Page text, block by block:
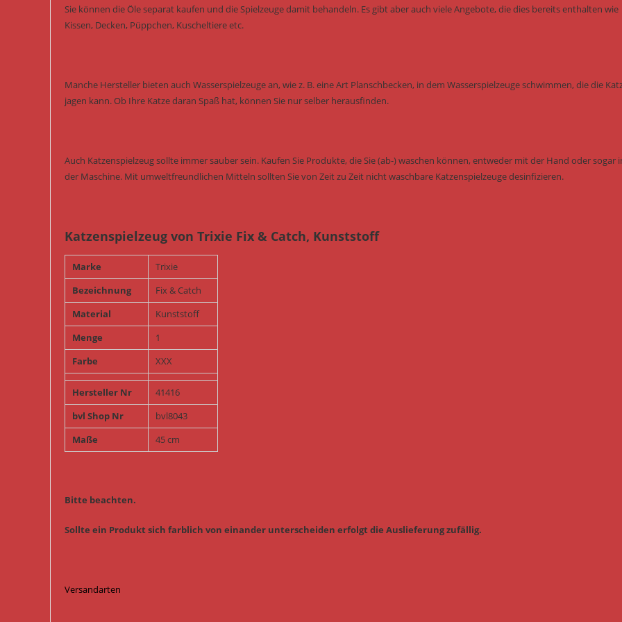
Sie können die Öle separat kaufen und die Spielzeuge damit behandeln. Es gibt aber auch viele Angebote, die dies bereits enthalten wie
Kissen, Decken, Püppchen, Kuscheltiere etc.
Manche Hersteller bieten auch Wasserspielzeuge an, wie z. B. eine Art Planschbecken, in dem Wasserspielzeuge schwimmen, die die
jagen kann. Ob Ihre Katze daran Spaß hat, können Sie nur selber herausfinden.
Auch Katzenspielzeug sollte immer sauber sein. Kaufen Sie Produkte, die Sie (ab-) waschen können, entweder mit der Hand oder sogar
der Maschine. Mit umweltfreundlichen Mitteln sollten Sie von Zeit zu Zeit nicht waschbare Katzenspielzeuge desinfizieren.
Katzenspielzeug von Trixie Fix & Catch, Kunststoff
Marke
Trixie
Bezeichnung
Fix & Catch
Material
Kunststoff
Menge
1
Farbe
XXX
Hersteller Nr
41416
bvl Shop Nr
bvl8043
Maße
45 cm
Bitte beachten.
Sollte ein Produkt sich farblich von einander unterscheiden erfolgt die Auslieferung zufällig.
Versandarten